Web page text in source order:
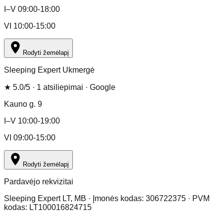
I–V 09:00-18:00
VI 10:00-15:00
Rodyti žemėlapį
Sleeping Expert Ukmergė
★ 5.0/5 · 1 atsiliepimai · Google
Kauno g. 9
I–V 10:00-19:00
VI 09:00-15:00
Rodyti žemėlapį
Pardavėjo rekvizitai
Sleeping Expert LT, MB · Įmonės kodas: 306722375 · PVM
kodas: LT100016824715